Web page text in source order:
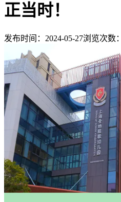
正当时！
发布时间：2024-05-27浏览次数：